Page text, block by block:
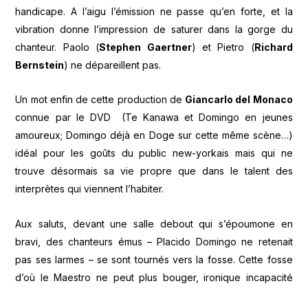
handicape. A l’aigu l’émission ne passe qu’en forte, et la
vibration donne l’impression de saturer dans la gorge du
chanteur. Paolo (Stephen Gaertner) et Pietro (Richard
Bernstein) ne dépareillent pas.
Un mot enfin de cette production de Giancarlo del Monaco
connue par le DVD (Te Kanawa et Domingo en jeunes
amoureux; Domingo déjà en Doge sur cette même scène…)
idéal pour les goûts du public new-yorkais mais qui ne
trouve désormais sa vie propre que dans le talent des
interprètes qui viennent l’habiter.
Aux saluts, devant une salle debout qui s’époumone en
bravi, des chanteurs émus – Placido Domingo ne retenait
pas ses larmes – se sont tournés vers la fosse. Cette fosse
d’où le Maestro ne peut plus bouger, ironique incapacité